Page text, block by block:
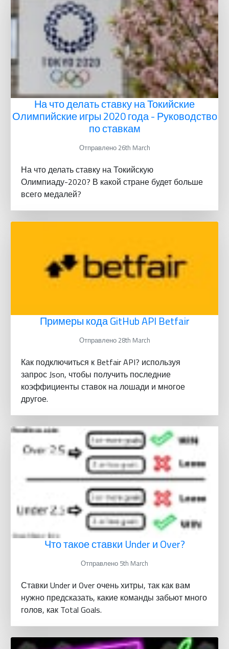
На что делать ставку на Токийские
Олимпийские игры 2020 года - Руководство
по ставкам
Отправлено 26th March
На что делать ставку на Токийскую
Олимпиаду-2020? В какой стране будет больше
всего медалей?
Примеры кода GitHub API Betfair
Отправлено 28th March
Как подключиться к Betfair API? используя
запрос Json, чтобы получить последние
коэффициенты ставок на лошади и многое
другое.
Что такое ставки Under и Over?
Отправлено 5th March
Ставки Under и Over очень хитры, так как вам
нужно предсказать, какие команды забьют много
голов, как Total Goals.